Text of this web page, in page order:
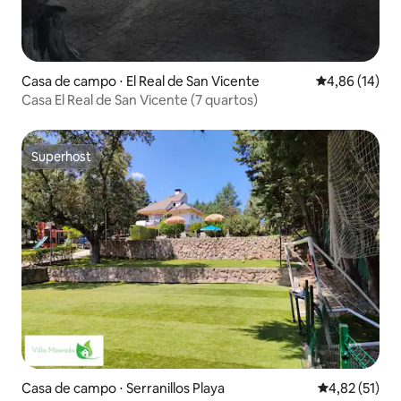
Casa de campo ⋅ El Real de San Vicente 4,86 de uma
4,86 (14)
Casa El Real de San Vicente (7 quartos)
Superhost
Superhost
Casa de campo ⋅ Serranillos Playa 4,82 de uma
4,82 (51)